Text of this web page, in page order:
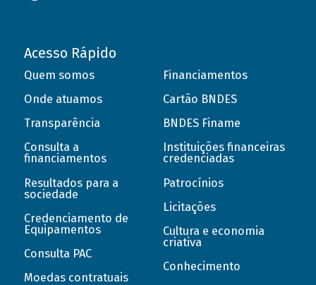
Acesso Rápido
Quem somos
Onde atuamos
Transparência
Consulta a
financiamentos
Resultados para a
sociedade
Credenciamento de
Equipamentos
Consulta PAC
Moedas contratuais
Financiamentos
Cartão BNDES
BNDES Finame
Instituições financeiras
credenciadas
Patrocínios
Licitações
Cultura e economia
criativa
Conhecimento